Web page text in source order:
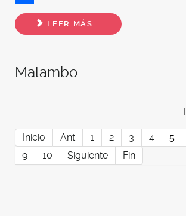
Share
LEER MÁS...
Malambo
Inicio Ant 1 2 3 4 5
9
10 Siguiente Fin